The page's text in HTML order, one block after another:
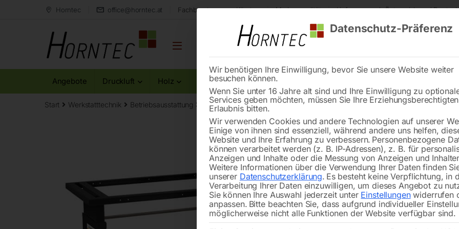
Horntec office@horntec.at Fachberatung aus Kärnten Markenqualität Lieferung nach Österreich und
Angebote Druckluft Holz Metall Reinigung
Start Werkstatttechnik Betriebsausstattung Arbeits- und Montagetisch AMT 500
🔍
Stufenlos höhenverstellbarer
Datenschutz-Präferenz
Wir benötigen Ihre Einwilligung, bevor Sie unsere Website weiter
besuchen können.
Wenn Sie unter 16 Jahre alt sind und Ihre Einwilligung zu
Services geben möchten, müssen Sie Ihre
Erlaubnis bitten.
Wir verwenden Cookies und andere Technologien auf unserer
Einige von ihnen sind essenziell, während andere uns helfen,
Website und Ihre Erfahrung zu verbessern. Personenbezogene
können verarbeitet werden (z. B. IP-Adressen), z. B. für
Anzeigen und Inhalte oder die Messung von Anzeigen und
Weitere Informationen über die Verwendung Ihrer Daten finden
unserer Datenschutzerklärung. Es besteht keine Verpflichtung, in
Verarbeitung Ihrer Daten einzuwilligen, um dieses Angebot zu
Sie können Ihre Auswahl jederzeit unter Einstellungenwiderrufen
anpassen. Bitte beachten Sie, dass aufgrund individueller
möglicherweise nicht alle Funktionen der Website verfügbar sind.